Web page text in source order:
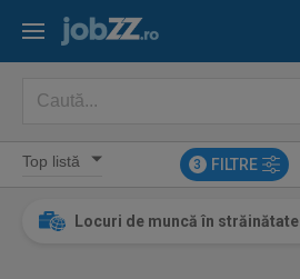
3 FILTRE
Locuri de muncă în străinătate